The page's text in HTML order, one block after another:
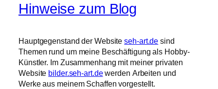
Hinweise zum Blog
Hauptgegenstand der Websiteseh-art.de sind
Themen rund um meine Beschäftigung als Hobby-
Künstler. Im Zusammenhang mit meiner privaten
Website bilder.seh-art.dewerden Arbeiten und
Werke aus meinem Schaffen vorgestellt.